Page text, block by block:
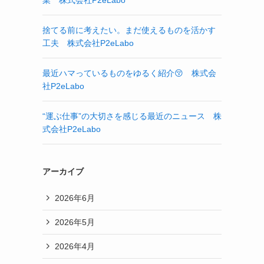
捨てる前に考えたい。まだ使えるものを活かす
工夫 株式会社P2eLabo
最近ハマっているものをゆるく紹介😚 株式会
社P2eLabo
“運ぶ仕事”の大切さを感じる最近のニュース 株
式会社P2eLabo
アーカイブ
2026年6月
2026年5月
2026年4月